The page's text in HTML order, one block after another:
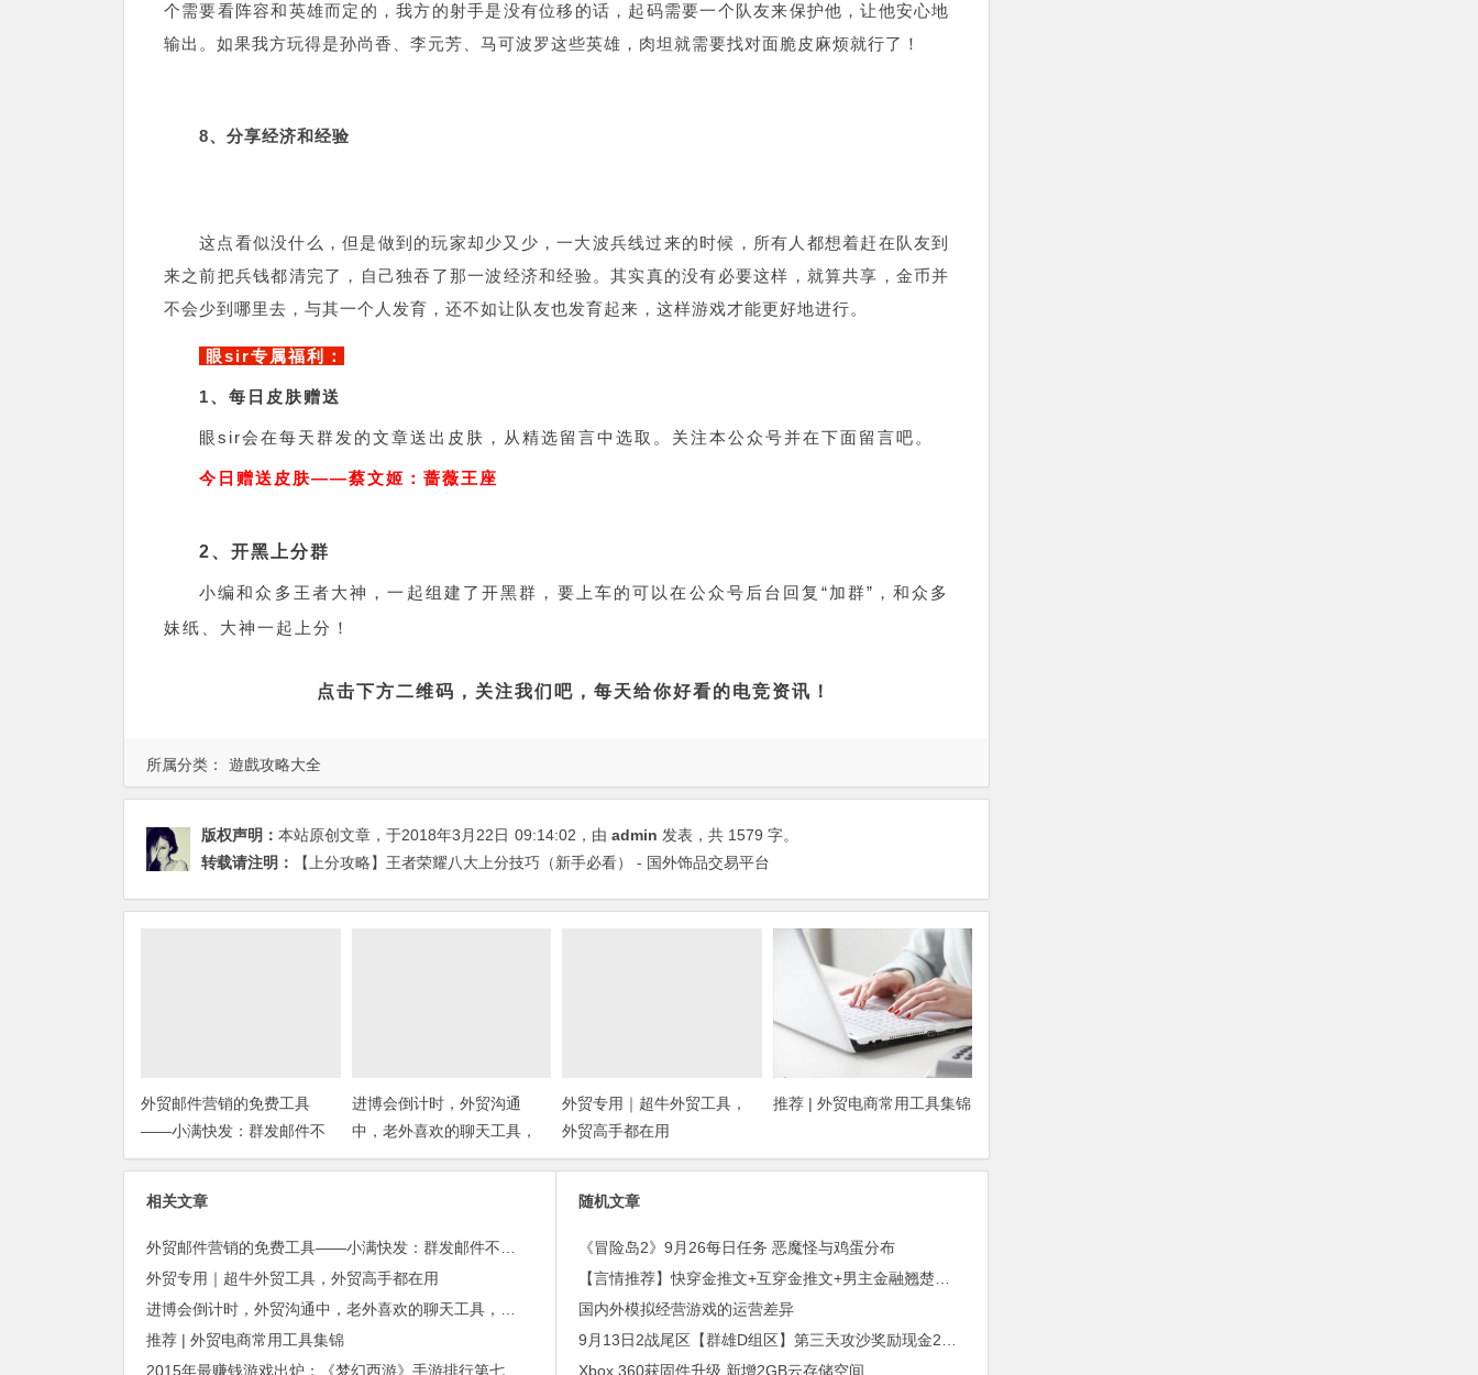
所属分类： 遊戲攻略大全
个需要看阵容和英雄而定的，我方的射手是没有位移的话，起码需要一个队友来保护他，让他安心地
输出。如果我方玩得是孙尚香、李元芳、马可波罗这些英雄，肉坦就需要找对面脆皮麻烦就行了！
8、分享经济和经验
这点看似没什么，但是做到的玩家却少又少，一大波兵线过来的时候，所有人都想着赶在队友到
来之前把兵钱都清完了，自己独吞了那一波经济和经验。其实真的没有必要这样，就算共享，金币并
不会少到哪里去，与其一个人发育，还不如让队友也发育起来，这样游戏才能更好地进行。
眼sir专属福利：
1、每日皮肤赠送
眼sir会在每天群发的文章送出皮肤，从精选留言中选取。关注本公众号并在下面留言吧。
今日赠送皮肤——蔡文姬：蔷薇王座
2、开黑上分群
小编和众多王者大神，一起组建了开黑群，要上车的可以在公众号后台回复“加群”，和众多
妹纸、大神一起上分！
点击下方二维码，关注我们吧，每天给你好看的电竞资讯！
版权声明： 本站原创文章，于2018年3月22日 09:14:02 ，由 admin 发表，共 1579 字。
转载请注明：
【上分攻略】王者荣耀八大上分技巧（新手必看） - 国外饰品交易平台
外贸邮件营销的免费工具
——小满快发：群发邮件不
担心IP被封
进博会倒计时，外贸沟通
中，老外喜欢的聊天工具，
你知道几种？
外贸专用｜超牛外贸工具，
外贸高手都在用
推荐 | 外贸电商常用工具集锦
相关文章
外贸邮件营销的免费工具——小满快发：群发邮件不担心IP被封
外贸专用｜超牛外贸工具，外贸高手都在用
进博会倒计时，外贸沟通中，老外喜欢的聊天工具，你知道几种？
推荐 | 外贸电商常用工具集锦
随机文章
《冒险岛2》9月26每日任务 恶魔怪与鸡蛋分布
【言情推荐】快穿金推文+互穿金推文+男主金融翘楚金推文+青梅竹马文
国内外模拟经营游戏的运营差异
9月13日2战尾区【群雄D组区】第三天攻沙奖励现金2000元+【英雄逐日剑法】+爆率提升10倍。
Xbox 360获固件升级 新增2GB云存储空间